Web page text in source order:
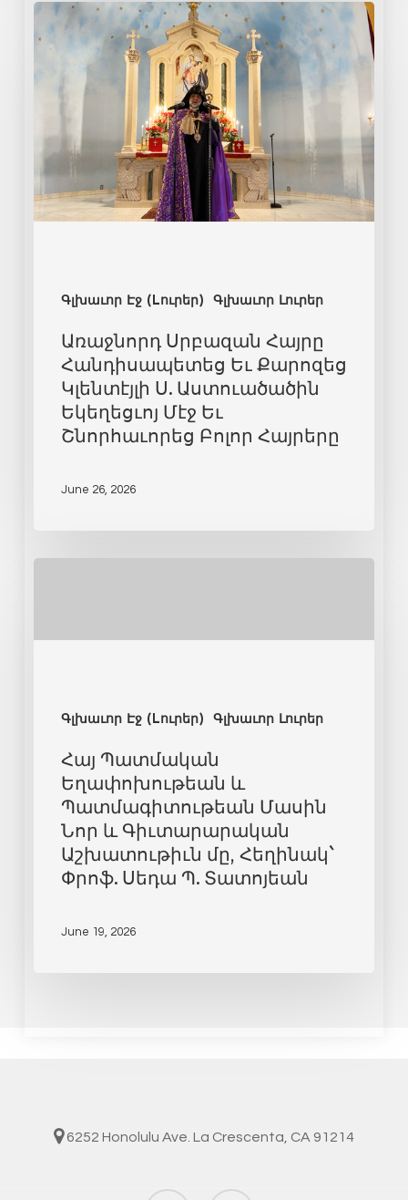
Գլխաւոր Էջ (Lուրեր) Գլխաւոր Լուրեր
Առաջնորդ Սրբազան Հայրը
Հանդիսապետեց Եւ Քարոզեց
Կլենտէյլի Ս. Աստուածածին
Եկեղեցւոյ Մէջ Եւ
Շնորհաւորեց Բոլոր Հայրերը
June 26, 2026
Գլխաւոր Էջ (Lուրեր) Գլխաւոր Լուրեր
Հայ Պատմական
Եղափոխութեան և
Պատմագիտութեան Մասին
Նոր և Գիւտարարական
Աշխատութիւն մը, Հեղինակ`
Փրոֆ. Սեդա Պ. Տատոյեան
June 19, 2026
6252 Honolulu Ave. La Crescenta, CA 91214